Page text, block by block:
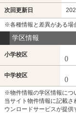
次回更新日
※各種情報と差異がある場
学区情報
小学校区
()
中学校区
()
※物件情報の学区情報につ
当サイト物件情報に記載
ウンロードサービスが提